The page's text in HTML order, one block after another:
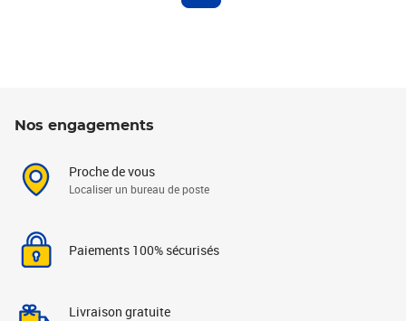
Nos engagements
Proche de vous
Localiser un bureau de poste
Paiements 100% sécurisés
Livraison gratuite